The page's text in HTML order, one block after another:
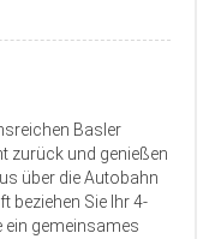
Basler
zurück und genießen
über die Autobahn
beziehen Sie Ihr 4-
ein gemeinsames